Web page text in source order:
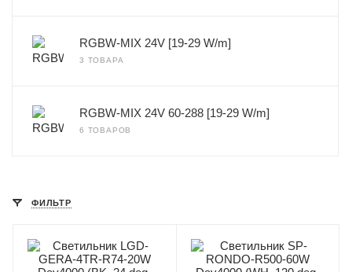
RGBW-MIX 24V [19-29 W/m]
3 ТОВАРА
RGBW-MIX 24V 60-288 [19-29 W/m]
6 ТОВАРОВ
ФИЛЬТР